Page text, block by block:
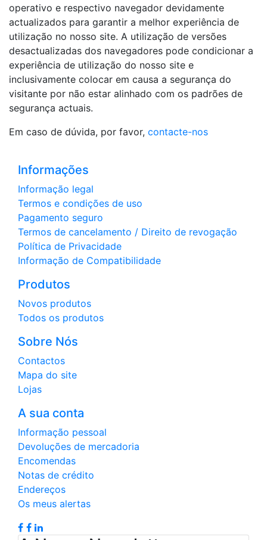
operativo e respectivo navegador devidamente
actualizados para garantir a melhor experiência de
utilização no nosso site. A utilização de versões
desactualizadas dos navegadores pode condicionar a
experiência de utilização do nosso site e
inclusivamente colocar em causa a segurança do
visitante por não estar alinhado com os padrões de
segurança actuais.
Em caso de dúvida, por favor, contacte-nos
Informações
Informação legal
Termos e condições de uso
Pagamento seguro
Termos de cancelamento / Direito de revogação
Política de Privacidade
Informação de Compatibilidade
Produtos
Novos produtos
Todos os produtos
Sobre Nós
Contactos
Mapa do site
Lojas
A sua conta
Informação pessoal
Devoluções de mercadoria
Encomendas
Notas de crédito
Endereços
Os meus alertas